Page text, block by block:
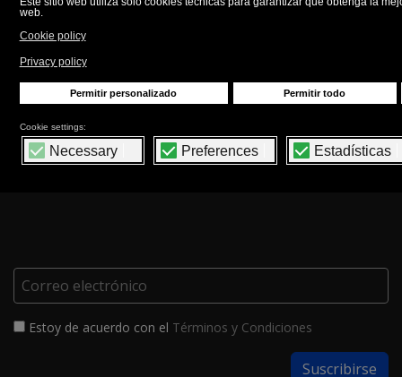
NEWSLETTER
Estoy de acuerdo con el Términos y Condiciones